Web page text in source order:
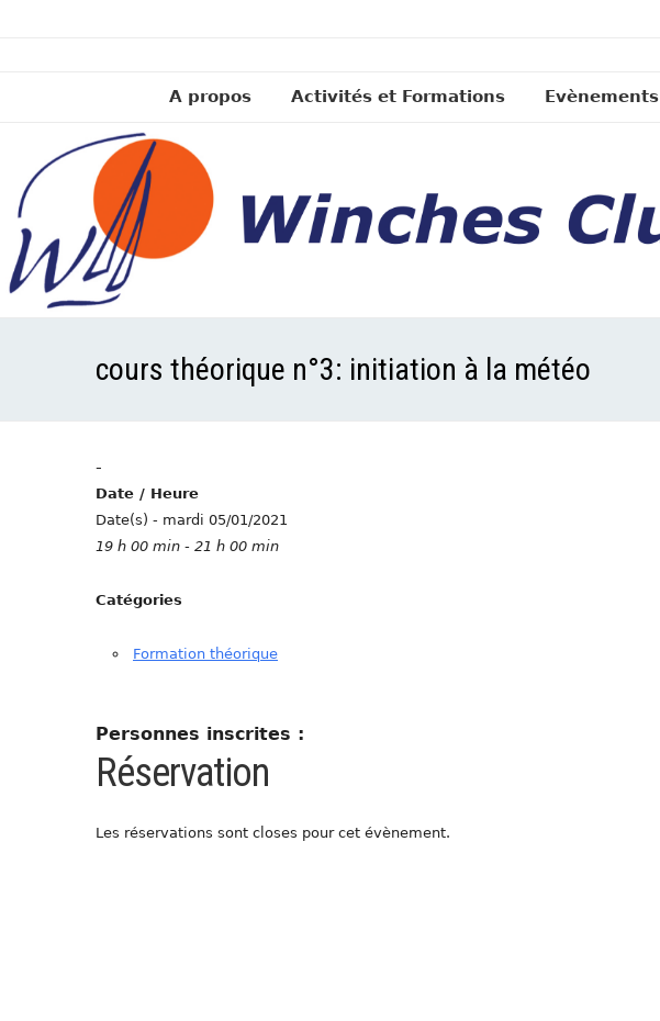
A propos Activités et Formations Evènements
cours théorique n°3: initiation à la météo
-
Date / Heure
Date(s) - mardi 05/01/2021
19 h 00 min - 21 h 00 min
Catégories
Formation théorique
Personnes inscrites :
Réservation
Les réservations sont closes pour cet évènement.